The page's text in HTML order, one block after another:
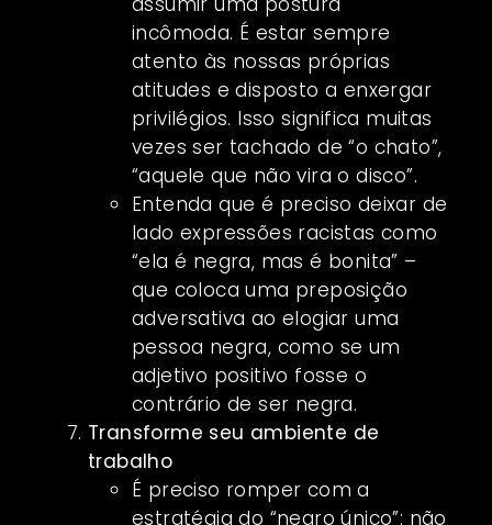
incômoda. É estar sempre
atento às nossas próprias
atitudes e disposto a enxergar
privilégios. Isso significa muitas
vezes ser tachado de “o chato”,
“aquele que não vira o disco”.
Entenda que é preciso deixar de
lado expressões racistas como
“ela é negra, mas é bonita” –
que coloca uma preposição
adversativa ao elogiar uma
pessoa negra, como se um
adjetivo positivo fosse o
contrário de ser negra.
Transforme seu ambiente de
trabalho
É preciso romper com a
estratégia do “negro único”: não